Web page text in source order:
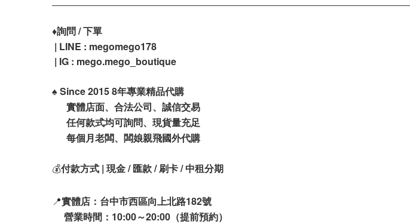
♦️詢問 / 下單
| LINE : megomego178
| IG : mego.mego_boutique
♠️ Since 2015 8年專業精品代購
實體店面、合法公司、誠信交易
任何款式均可詢問、現貨量充足
每個月老闆、闆娘親飛國外代購
💰付款方式 | 現金 / 匯款 / 刷卡 / 中租分期
📍實體店：台中市西區向上北路182號
營業時間：10:00～20:00（提前預約）